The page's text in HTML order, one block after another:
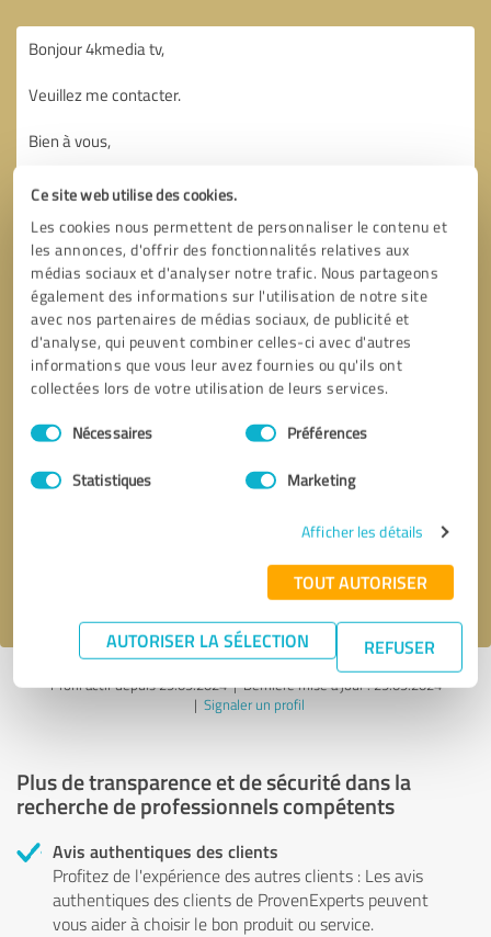
Ce site web utilise des cookies.
Les cookies nous permettent de personnaliser le contenu et
les annonces, d'offrir des fonctionnalités relatives aux
médias sociaux et d'analyser notre trafic. Nous partageons
également des informations sur l'utilisation de notre site
avec nos partenaires de médias sociaux, de publicité et
d'analyse, qui peuvent combiner celles-ci avec d'autres
informations que vous leur avez fournies ou qu'ils ont
collectées lors de votre utilisation de leurs services.
Sélection
du
Nécessaires Préférences
Statistiques Marketing
Afficher les détails
TOUT AUTORISER
AUTORISER LA SÉLECTION REFUSER
Demander d'être rappelé * champs obligatoires
Envoyer un message
J'accepte la politique de confidentialité de.
Profil actif depuis 29.09.2024 |Dernière mise à jour : 29.09.2024
| Signaler un profil
Plus de transparence et de sécurité dans la
recherche de professionnels compétents
Avis authentiques des clients
Profitez de l'expérience des autres clients : Les avis
authentiques des clients de ProvenExperts peuvent
vous aider à choisir le bon produit ou service.